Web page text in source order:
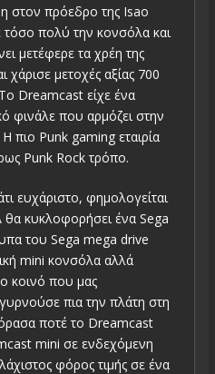
στον πρόεδρο της Isao
πολύ την κονσόλα και
μετέφερε τα χρέη της
χάρισε μετοχές αξίας 700
Dreamcast είχε ένα
φινάλε που αρμόζει στην
πιο Punk gaming εταιρία
Punk Rock τρόπο.
ευχάριστο, φημολογείται
θα κυκλοφορήσει ένα Sega
του Sega mega drive
mini κονσόλα αλλά
κοινό που μας
πια την πλάτη στη
ποτέ το Dreamcast
mini σε ενδεχόμενη
φόρος τιμής σε ένα